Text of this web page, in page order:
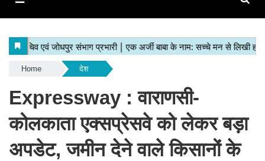
Home देश
Expressway : वाराणसी-
कोलकाता एक्सप्रेसवे को लेकर बड़ा
अपडेट, जमीन देने वाले किसानों के